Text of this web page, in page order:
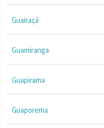
Guairaçá
Guamiranga
Guapirama
Guaporema